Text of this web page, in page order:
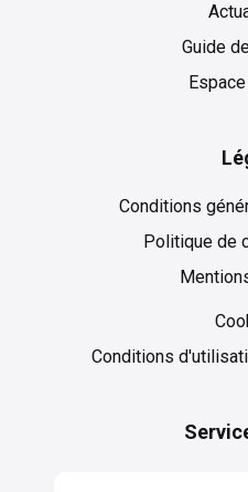
Guide
Conditions
Politique de
Conditions